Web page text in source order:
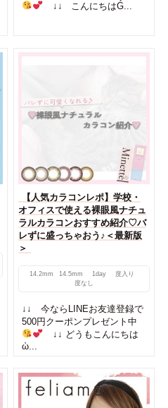
↓↓ こんにちはǴ...
【人気カラコンレポ】学校・
オフィスで使える裸眼風ナチュ
ラルカラコンおすすめ紹介♡バ
レずに盛っちゃおう♪＜最新版
＞
14.2mm 14.5mm 1day
度入り
度なし
↓↓ 今ならLINEお友達登録で
500円クーポンプレゼント中
↓↓ どうもこんにちは
ὠ...